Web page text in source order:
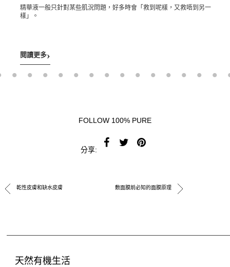
精華液一般只針對某些肌況問題，好多時會「救到呢樣，又救唔到另一
樣」。
閱讀更多›
FOLLOW 100% PURE
分享:
乾性皮膚和缺水皮膚 敷面膜前必知的面膜原理
天然有機生活